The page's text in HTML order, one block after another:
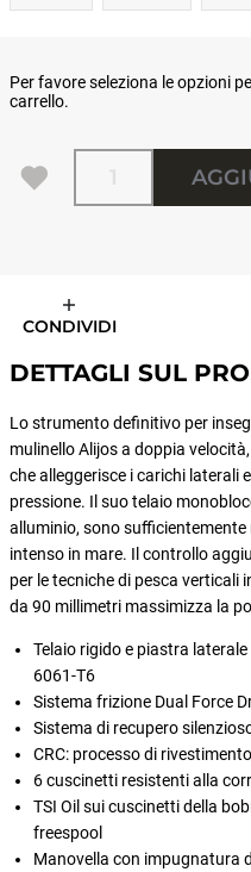
Per favore seleziona le opzioni
carrello.
Quantità
CONDIVIDI
DETTAGLI SUL
Lo strumento definitivo per
mulinello Alijos a doppia
che alleggerisce i carichi laterali
pressione. Il suo telaio
alluminio, sono
intenso in mare. Il controllo
per le tecniche di pesca
da 90 millimetri massimizza la
Telaio rigido e piastra
6061-T6
Sistema frizione Dual Force
Sistema di recupero
CRC: processo di
6 cuscinetti resistenti alla
TSI Oil sui cuscinetti della
freespool
Manovella con impugnatura